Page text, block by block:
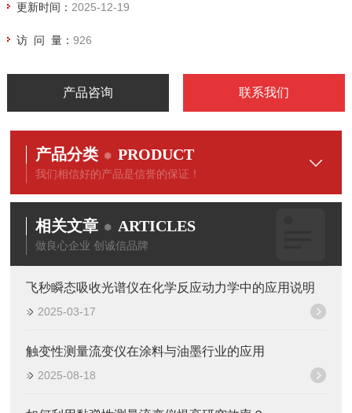
更新时间： 2025-12-19
访 问 量： 926
产品咨询 联系我们
产品分类 PRODUCT
我们相信好的产品是信誉的保证！
相关文章 ARTICLES
做良心企业 创诚信品牌
飞秒瞬态吸收光谱仪在化学反应动力学中的应用说明
2025-03-17
触变性测量流变仪在涂料与油墨行业的应用
2025-08-18